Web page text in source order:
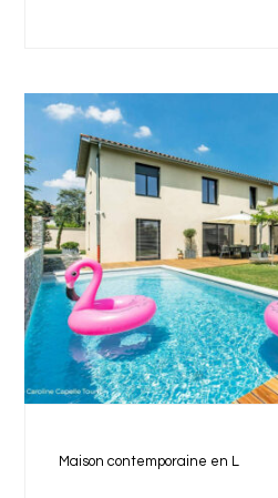
Maison contemporaine en L